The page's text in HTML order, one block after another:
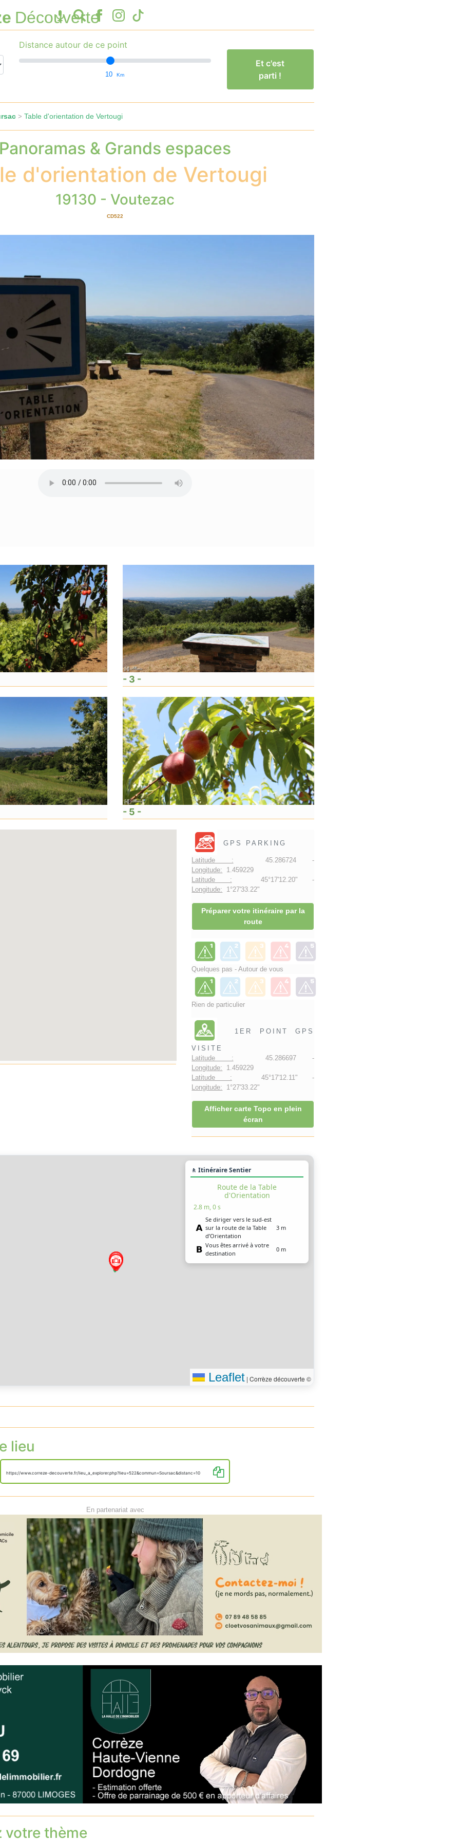
Découverte
Distance autour de ce point
10 Km
Et c'est
parti !
> Table d'orientation de Vertougi
& Grands espaces
d'orientation de Vertougi
19130 - Voutezac
CD522
- 3 -
- 5 -
GPS PARKING
Latitude : 45.286724 -
Longitude: 1.459229
Latitude : 45°17'12.20" -
Longitude: 1°27'33.22"
Préparer votre itinéraire par la
route
Quelques pas - Autour de vous
Rien de particulier
1ER POINT GPS
VISITE
Latitude : 45.286697 -
Longitude: 1.459229
Latitude : 45°17'12.11" -
Longitude: 1°27'33.22"
Afficher carte Topo en plein
écran
🚶 Itinéraire Sentier
Route de la Table
d'Orientation
2.8 m, 0 s
Se diriger vers le sud-est
sur la route de la Table
d’Orientation
3 m
Vous êtes arrivé à votre
destination
0 m
Leaflet | Corrèze découverte ©
lieu
https://www.correze-decouverte.fr/lieu_a_explorer.php?lieu=522&commun=Soursac&distanc=10
En partenariat avec
votre thème